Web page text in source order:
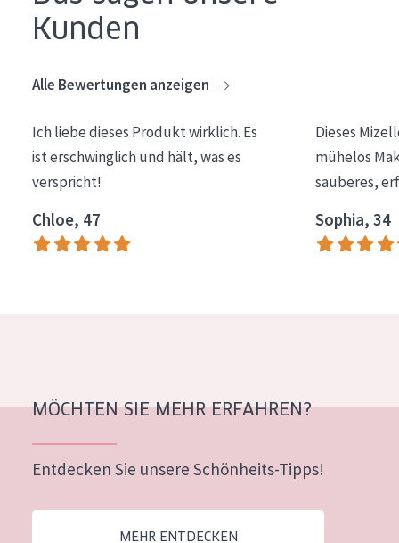
Essentials
Expert
HAUTTYP
Empfindliche Haut
Mischhaut und fettige Haut
Alter: 35 to 55
Kunden
Alle Bewertungen anzeigen
Ich liebe dieses Produkt wirklich. Es
ist erschwinglich und hält, was es
verspricht!
Chloe, 47
Dieses
mühelos
sauberes,
Sophia, 34
MÖCHTEN SIE MEHR ERFAHREN?
Entdecken Sie unsere Schönheits-Tipps!
MEHR ENTDECKEN